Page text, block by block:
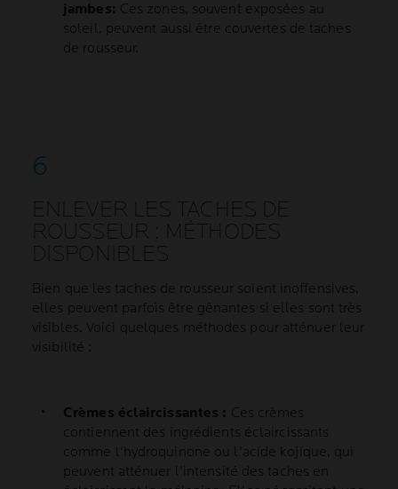
jambes: Ces zones, souvent exposées au
soleil, peuvent aussi être couvertes de taches
de rousseur.
ENLEVER LES TACHES DE
ROUSSEUR : MÉTHODES
DISPONIBLES
Bien que les taches de rousseur soient inoffensives,
elles peuvent parfois être gênantes si elles sont très
visibles. Voici quelques méthodes pour atténuer leur
visibilité :
Crèmes éclaircissantes : Ces crèmes
contiennent des ingrédients éclaircissants
comme l'hydroquinone ou l'acide kojique, qui
peuvent atténuer l'intensité des taches en